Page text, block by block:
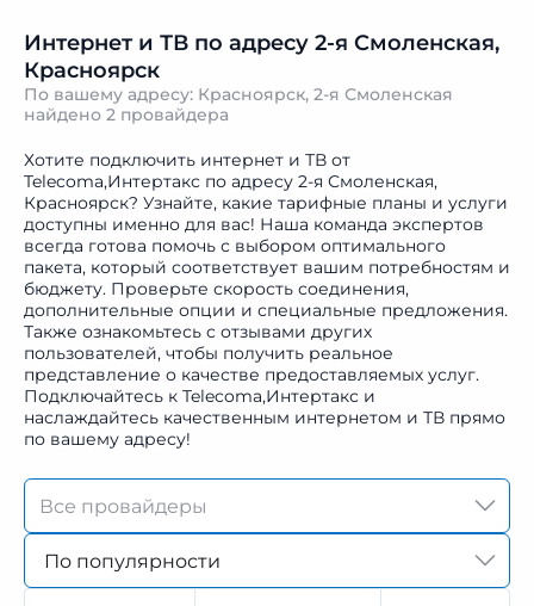
Интернет и ТВ по адресу 2-я Смоленская,
Красноярск
По вашему адресу: Красноярск, 2-я Смоленская
найдено 2 провайдера
Хотите подключить интернет и ТВ от
Telecoma,Интертакс по адресу 2-я Смоленская,
Красноярск? Узнайте, какие тарифные планы и услуги
доступны именно для вас! Наша команда экспертов
всегда готова помочь с выбором оптимального
пакета, который соответствует вашим потребностям и
бюджету. Проверьте скорость соединения,
дополнительные опции и специальные предложения.
Также ознакомьтесь с отзывами других
пользователей, чтобы получить реальное
представление о качестве предоставляемых услуг.
Подключайтесь к Telecoma,Интертакс и
наслаждайтесь качественным интернетом и ТВ прямо
по вашему адресу!
По популярности